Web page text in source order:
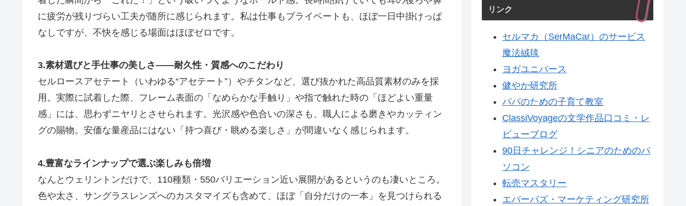
に疲労が残りづらい工夫が随所に感じられます。私は仕事もプライベートも、ほぼ一日中掛けっぱ
なしですが、不快を感じる場面はほぼゼロです。
3.素材選びと手仕事の美しさ――耐久性・質感へのこだわり
セルロースアセテート（いわゆる“アセテート”）やチタンなど、選び抜かれた高品質素材のみを採
用。実際に試着した際、フレーム表面の「なめらかな手触り」や指で触れた時の「ほどよい重量
感」には、思わずニヤリとさせられます。光沢感や色合いの深さも、職人による磨きやカッティン
グの賜物。安価な量産品にはない「持つ喜び・眺める楽しさ」が間違いなく感じられます。
4.豊富なラインナップで選ぶ楽しみも倍増
なんとウェリントンだけで、110種類・550バリエーション近い展開があるというのも凄いところ。
色や太さ、サングラスレンズへのカスタマイズも含めて、ほぼ「自分だけの一本」を見つけられる
リンク
セルマカ（SerMaCar）のサービス
魔法絨毯
ヨガユニバース
健やか研究所
パパのための子育て教室
ClassiVoyageの文学作品口コミ・レ
ビューブログ
90日チャレンジ！シニアのためのパ
ソコン
転売マスタリー
エバーバズ・マーケティング研究所